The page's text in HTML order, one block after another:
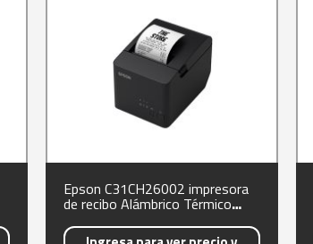
Epson C31CH26002 impresora
de recibo Alámbrico Térmico